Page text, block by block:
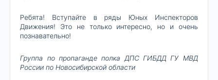
Ребята! Вступайте в ряды Юных Инспекторов
Движения! Это не только интересно, но и очень
познавательно!
Группа по пропаганде полка ДПС ГИБДД ГУ МВД
России по Новосибирской области